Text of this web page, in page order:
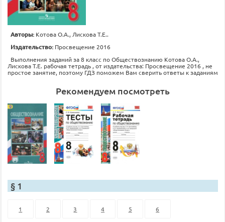
Авторы: Котова О.А., Лискова Т.Е..
Издательство: Просвещение 2016
Выполнения заданий за 8 класс по Обществознанию Котова О.А.,
Лискова Т.Е. рабочая тетрадь , от издательства: Просвещение 2016 , не
простое занятие, поэтому ГДЗ поможем Вам сверить ответы к заданиям
Рекомендуем посмотреть
§ 1
1 2 3 4 5 6